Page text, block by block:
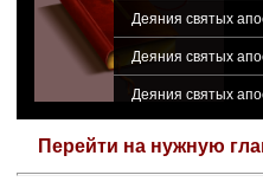
Деяния святых
Деяния святых
Деяния святых
Перейти на нужную